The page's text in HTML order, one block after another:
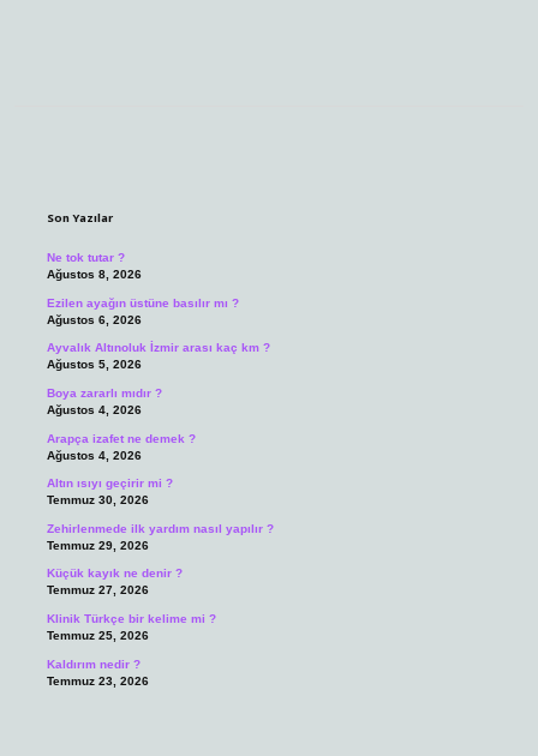
Son Yazılar
Ne tok tutar ?
Ağustos 8, 2026
Ezilen ayağın üstüne basılır mı ?
Ağustos 6, 2026
Ayvalık Altınoluk İzmir arası kaç km ?
Ağustos 5, 2026
Boya zararlı mıdır ?
Ağustos 4, 2026
Arapça izafet ne demek ?
Ağustos 4, 2026
Altın ısıyı geçirir mi ?
Temmuz 30, 2026
Zehirlenmede ilk yardım nasıl yapılır ?
Temmuz 29, 2026
Küçük kayık ne denir ?
Temmuz 27, 2026
Klinik Türkçe bir kelime mi ?
Temmuz 25, 2026
Kaldırım nedir ?
Temmuz 23, 2026